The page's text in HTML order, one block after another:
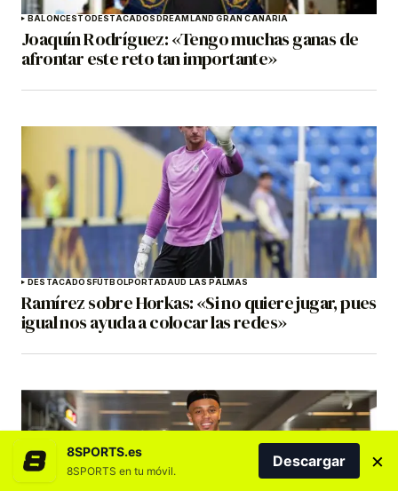
BALONCESTODESTACADOSDREAMLAND GRAN CANARIA
Joaquín Rodríguez: «Tengo muchas ganas de
afrontar este reto tan importante»
DESTACADOSFÚTBOLPORTADAUD LAS PALMAS
Ramírez sobre Horkas: «Si no quiere jugar, pues
igual nos ayuda a colocar las redes»
8SPORTS.es
8SPORTS en tu móvil.
Descargar ×